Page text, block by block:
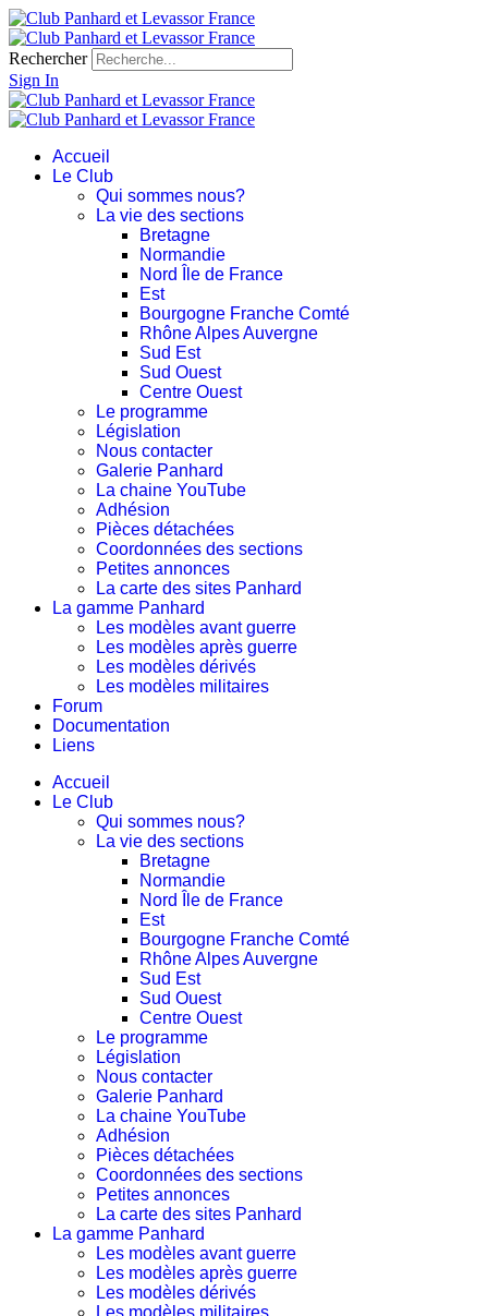
Rechercher
Sign In
Accueil
Le Club
Qui sommes nous?
La vie des sections
Bretagne
Normandie
Nord Île de France
Est
Bourgogne Franche Comté
Rhône Alpes Auvergne
Sud Est
Sud Ouest
Centre Ouest
Le programme
Législation
Nous contacter
Galerie Panhard
La chaine YouTube
Adhésion
Pièces détachées
Coordonnées des sections
Petites annonces
La carte des sites Panhard
La gamme Panhard
Les modèles avant guerre
Les modèles après guerre
Les modèles dérivés
Les modèles militaires
Forum
Documentation
Liens
Accueil
Le Club
Qui sommes nous?
La vie des sections
Bretagne
Normandie
Nord Île de France
Est
Bourgogne Franche Comté
Rhône Alpes Auvergne
Sud Est
Sud Ouest
Centre Ouest
Le programme
Législation
Nous contacter
Galerie Panhard
La chaine YouTube
Adhésion
Pièces détachées
Coordonnées des sections
Petites annonces
La carte des sites Panhard
La gamme Panhard
Les modèles avant guerre
Les modèles après guerre
Les modèles dérivés
Les modèles militaires